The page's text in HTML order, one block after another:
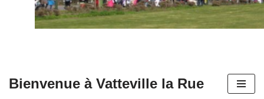
Bienvenue à Vatteville la Rue